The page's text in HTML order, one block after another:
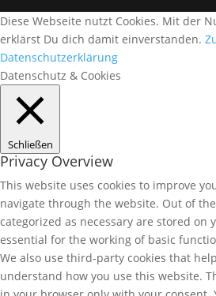
Diese Webseite nutzt Cookies. Mit der
erklärst Du dich damit einverstanden.
Datenschutzerklärung
Datenschutz & Cookies
Schließen
Privacy Overview
This website uses cookies to improve
navigate through the website. Out of
categorized as necessary are stored on
essential for the working of basic
We also use third-party cookies that
understand how you use this website.